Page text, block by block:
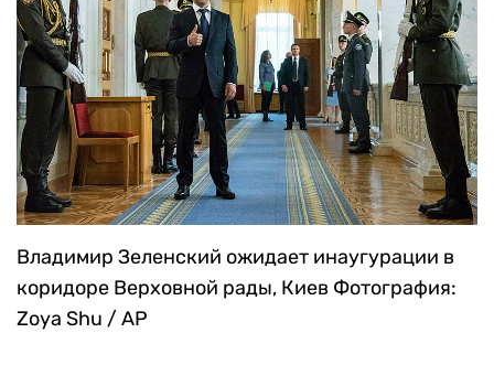
Владимир Зеленский ожидает инаугурации в
коридоре Верховной рады, Киев Фотография:
Zoya Shu / AP